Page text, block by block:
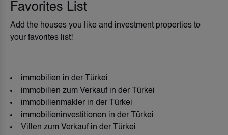
Favorites List
Add the houses you like and investment properties to
your favorites list!
immobilien in der Türkei
immobilien zum Verkauf in der Türkei
immobilienmakler in der Türkei
immobilieninvestitionen in der Türkei
Villen zum Verkauf in der Türkei